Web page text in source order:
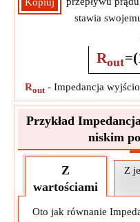
stawia
Rout=(
Rout - Impedancja
Przykład
niskim
Z
wartościami
Z
Oto jak równanie